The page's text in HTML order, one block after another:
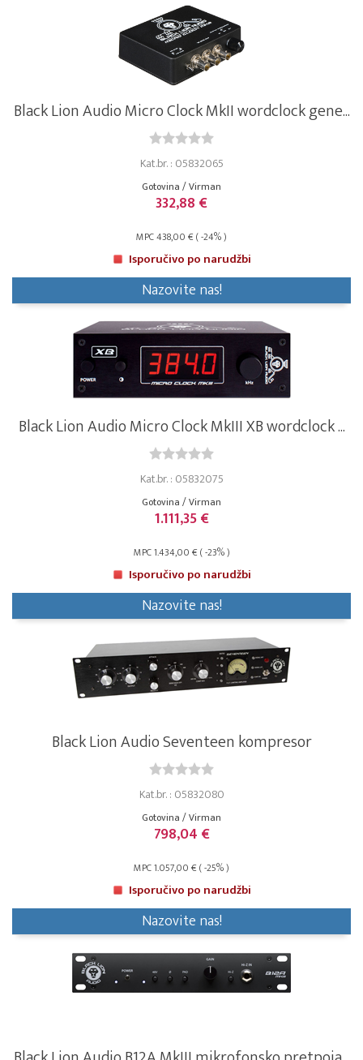
Black Lion Audio Micro Clock MkII wordclock gene...
Kat.br. : 05832065
Gotovina / Virman
332,88 €
MPC 438,00 € ( -24% )
Isporučivo po narudžbi
Nazovite nas!
Black Lion Audio Micro Clock MkIII XB wordclock ...
Kat.br. : 05832075
Gotovina / Virman
1.111,35 €
MPC 1.434,00 € ( -23% )
Isporučivo po narudžbi
Nazovite nas!
Black Lion Audio Seventeen kompresor
Kat.br. : 05832080
Gotovina / Virman
798,04 €
MPC 1.057,00 € ( -25% )
Isporučivo po narudžbi
Nazovite nas!